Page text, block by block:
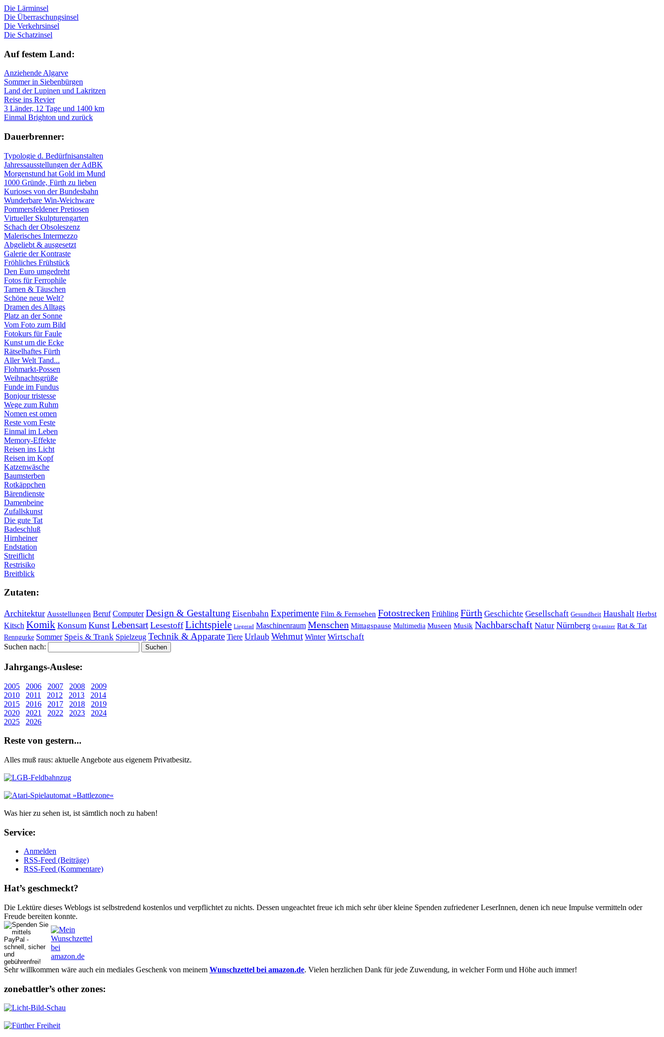
Die Lärminsel
Die Überraschungsinsel
Die Verkehrsinsel
Die Schatzinsel
Auf fe­stem Land:
Anziehende Algarve
Sommer in Siebenbürgen
Land der Lupinen und Lakritzen
Reise ins Revier
3 Länder, 12 Tage und 1400 km
Einmal Brighton und zurück
Dau­er­bren­ner:
Typologie d. Bedürfnisanstalten
Jahressausstellungen der AdBK
Morgenstund hat Gold im Mund
1000 Gründe, Fürth zu lieben
Kurioses von der Bundesbahn
Wunderbare Win-Weichware
Pommersfeldener Pretiosen
Virtueller Skulpturengarten
Schach der Obsoleszenz
Malerisches Intermezzo
Abgeliebt & ausgesetzt
Galerie der Kontraste
Fröhliches Frühstück
Den Euro umgedreht
Fotos für Ferrophile
Tarnen & Täuschen
Schöne neue Welt?
Dramen des Alltags
Platz an der Sonne
Vom Foto zum Bild
Fotokurs für Faule
Kunst um die Ecke
Rätselhaftes Fürth
Aller Welt Tand...
Flohmarkt-Possen
Weihnachtsgrüße
Funde im Fundus
Bonjour tristesse
Wege zum Ruhm
Nomen est omen
Reste vom Feste
Einmal im Leben
Memory-Effekte
Reisen ins Licht
Reisen im Kopf
Katzenwäsche
Baumsterben
Rotkäppchen
Bärendienste
Damenbeine
Zufallskunst
Die gute Tat
Badeschluß
Hirnheiner
Endstation
Streiflicht
Restrisiko
Breitblick
Zu­ta­ten:
Architektur Ausstellungen Beruf Computer Design & Gestaltung Eisenbahn Experimente Film & Fernsehen Fotostrecken Frühling Fürth Geschichte Gesellschaft Gesundheit Haushalt Herbst
Kitsch Komik Konsum Kunst Lebensart Lesestoff Lichtspiele Liegerad Maschinenraum Menschen Mittagspause Multimedia Museen Musik Nachbarschaft Natur Nürnberg Organizer Rat & Tat
Renngurke Sommer Speis & Trank Spielzeug Technik & Apparate Tiere Urlaub Wehmut Winter Wirtschaft
Suchen nach:
Jahr­gangs-Aus­le­se:
2005 2006 2007 2008
2009
2010
2011 2012 2013
2014
2015
2016 2017 2018
2019
2020
2021 2022 2023
2024
2025
2026
Re­ste von ge­stern...
Alles muß raus: aktuelle An­ge­bo­te aus eigenem Privatbesitz.
Was hier zu sehen ist, ist sämt­lich noch zu haben!
Ser­vice:
Anmelden
RSS-Feed (Beiträge)
RSS-Feed (Kommentare)
Hat’s ge­schmeckt?
Die Lektüre dieses Weblogs ist selbstredend kostenlos und ver­pflich­tet zu nichts. Dessen un­ge­achtet freue ich mich sehr über kleine Spenden zufriedener Le­serInnen, denen ich neue Im­pul­se vermitteln oder
Freude bereiten konnte.
Sehr willkommen wäre auch ein mediales Geschenk von meinem Wunschzettel bei amazon.de. Vielen herzlichen Dank für jede Zuwendung, in welcher Form und Höhe auch immer!
zonebattler’s other zo­nes: